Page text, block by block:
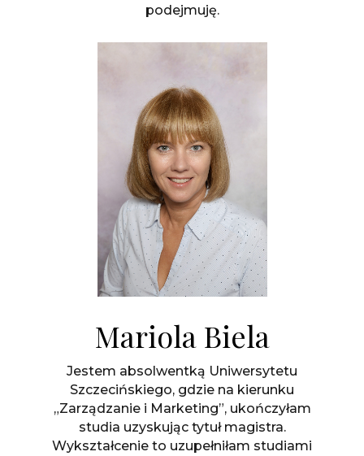
podejmuję.
Mariola Biela
Jestem absolwentką Uniwersytetu
Szczecińskiego, gdzie na kierunku
„Zarządzanie i Marketing”, ukończyłam
studia uzyskując tytuł magistra.
Wykształcenie to uzupełniłam studiami